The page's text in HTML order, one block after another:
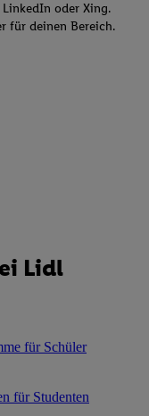
oder Xing.
für deinen Bereich.
Lidl
für Schüler
für Studenten